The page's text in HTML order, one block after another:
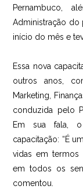
Pernambuco,
Administração do
início do mês e
Essa nova
outros anos,
Marketing,
conduzida pelo
Em sua fala, o
capacitação: “É
vidas em termos
em todos os
comentou.